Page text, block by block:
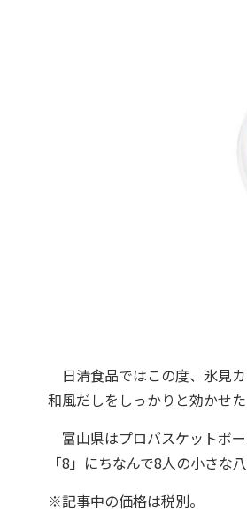
日清食品ではこの度、氷見
和風だしをしっかりと効かせ
富山県はプロバスケットボ
「8」にちなんで8人の小さな
※記事中の価格は税別。